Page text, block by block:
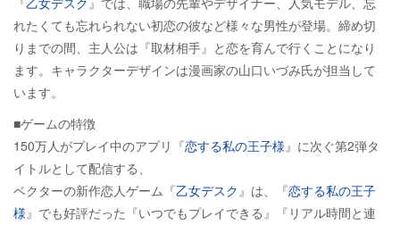
れたくても忘れられない初恋の彼など様々な男性が登場。締め切
りまでの間、主人公は『取材相手』と恋を育んで行くことになり
ます。キャラクターデザインは漫画家の山口いづみ氏が担当して
います。
■ゲームの特徴
150万人がプレイ中のアプリ『恋する私の王子様』に次ぐ第2弾タ
イトルとして配信する、
ベクターの新作恋人ゲーム『乙女デスク 』は、『恋する私の王子
様』でも好評だった『いつでもプレイできる』『リアル時間と連